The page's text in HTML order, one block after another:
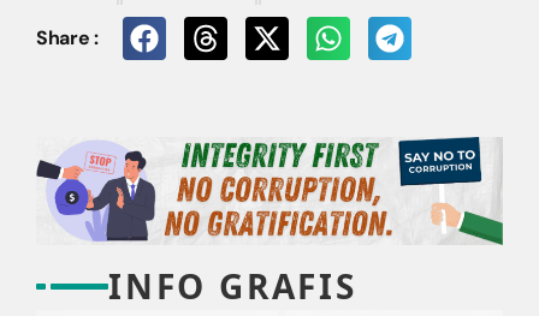
Share :
INFO GRAFIS